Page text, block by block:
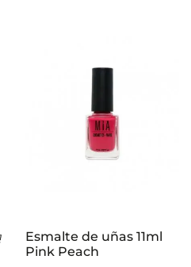
AñadirEsmalte de uñas 11ml
Pink Peach